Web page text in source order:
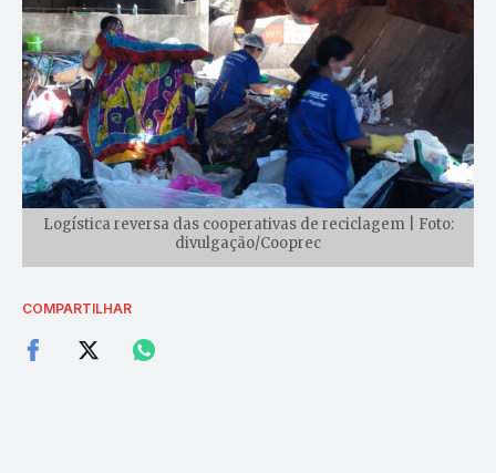
Logística reversa das cooperativas de reciclagem | Foto:
divulgação/Cooprec
COMPARTILHAR